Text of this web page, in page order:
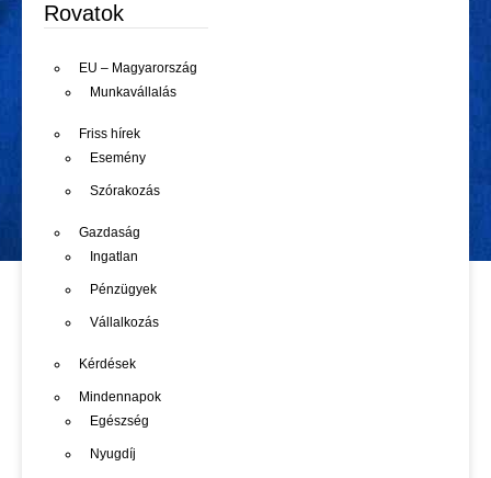
Rovatok
EU – Magyarország
Munkavállalás
Friss hírek
Esemény
Szórakozás
Gazdaság
Ingatlan
Pénzügyek
Vállalkozás
Kérdések
Mindennapok
Egészség
Nyugdíj